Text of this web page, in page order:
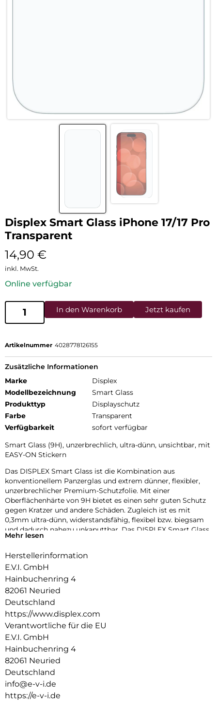
Displex Smart Glass iPhone 17/17 Pro
Transparent
14,90 €
inkl. MwSt.
Online verfügbar
In den Warenkorb Jetzt kaufen
Artikelnummer 4028778126155
Zusätzliche Informationen
Marke
Displex
Modellbezeichnung
Smart Glass
Produkttyp
Displayschutz
Farbe
Transparent
Verfügbarkeit
sofort verfügbar
Smart Glass (9H), unzerbrechlich, ultra-dünn, unsichtbar, mit
EASY-ON Stickern
Das DISPLEX Smart Glass ist die Kombination aus
konventionellem Panzerglas und extrem dünner, flexibler,
unzerbrechlicher Premium-Schutzfolie. Mit einer
Oberflächenhärte von 9H bietet es einen sehr guten Schutz
gegen Kratzer und andere Schäden. Zugleich ist es mit
0,3mm ultra-dünn, widerstandsfähig, flexibel bzw. biegsam
und dadurch nahezu unkaputtbar. Das DISPLEX Smart Glass
wird mit modernster Lasertechnologie in unserer
des Smartphone Displays angepasst – Made in Germany. Die
uneingeschränkte Funktionalität, Farbbrillanz und
Hüllenkompatibilität sind selbstverständlich garantiert.
Hüllenfreundlich
Unser DISPLEX Smart Glass wird bis auf 5/100 mm genau auf
die Smartphone Konturen gefertigt und passt somit perfekt
auf Ihr Smartphone. Außerdem ist die Schutzfolie ultradünn.
Somit lassen sich alle handelsüblichen Schutzhüllen & Cases
Schutz aus DISPLEX Smart Glass und Ihrer Lieblingshülle
wird Ihr Smartphone rundum optimal geschützt.
Anti Fingerprint
Die oberste Schicht unserer 4-Layer Technology besteht aus
einem High-Tech Plasma Coating. Die hydro- und oleophobe
Mehr lesen
Herstellerinformation
E.V.I. GmbH
Hainbuchenring 4
82061 Neuried
Deutschland
https://www.displex.com
Verantwortliche für die EU
E.V.I. GmbH
Hainbuchenring 4
82061 Neuried
Deutschland
info@e-v-i.de
https://e-v-i.de